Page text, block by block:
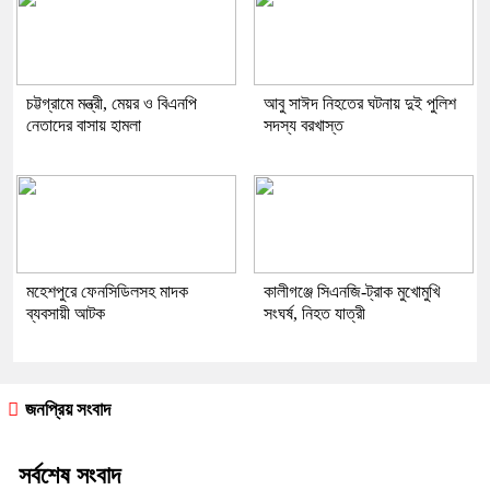
চট্টগ্রামে মন্ত্রী, মেয়র ও বিএনপি
নেতাদের বাসায় হামলা
আবু সাঈদ নিহতের ঘটনায় দুই পুলিশ
সদস্য বরখাস্ত
মহেশপুরে ফেনসিডিলসহ মাদক
ব্যবসায়ী আটক
কালীগঞ্জে সিএনজি-ট্রাক মুখোমুখি
সংঘর্ষ, নিহত যাত্রী
জনপ্রিয় সংবাদ
সর্বশেষ সংবাদ